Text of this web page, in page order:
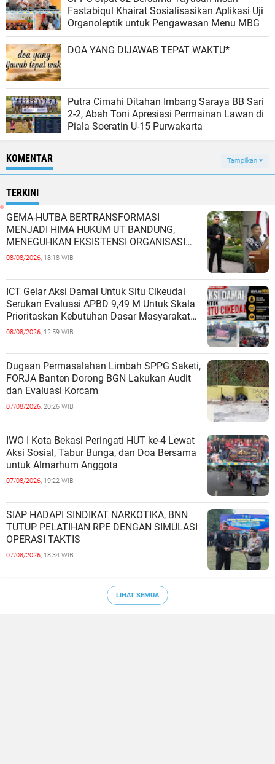
Fastabiqul Khairat Sosialisasikan Aplikasi Uji
Organoleptik untuk Pengawasan Menu MBG
DOA YANG DIJAWAB TEPAT WAKTU*
Putra Cimahi Ditahan Imbang Saraya BB Sari
2-2, Abah Toni Apresiasi Permainan Lawan di
Piala Soeratin U-15 Purwakarta
KOMENTAR Tampilkan
TERKINI
GEMA-HUTBA BERTRANSFORMASI
MENJADI HIMA HUKUM UT BANDUNG,
MENEGUHKAN EKSISTENSI ORGANISASI
MAHASISWA HUKUM UNIVERSITAS
08/08/2026, 18:18 WIB
ICT Gelar Aksi Damai Untuk Situ Cikeudal
Serukan Evaluasi APBD 9,49 M Untuk Skala
Prioritaskan Kebutuhan Dasar Masyarakat
Belum Saat nya Butuh Kawasa
08/08/2026, 12:59 WIB
Dugaan Permasalahan Limbah SPPG Saketi,
FORJA Banten Dorong BGN Lakukan Audit
dan Evaluasi Korcam
07/08/2026, 20:26 WIB
IWO I Kota Bekasi Peringati HUT ke-4 Lewat
Aksi Sosial, Tabur Bunga, dan Doa Bersama
untuk Almarhum Anggota
07/08/2026, 19:22 WIB
SIAP HADAPI SINDIKAT NARKOTIKA, BNN
TUTUP PELATIHAN RPE DENGAN SIMULASI
OPERASI TAKTIS
07/08/2026, 18:34 WIB
LIHAT SEMUA